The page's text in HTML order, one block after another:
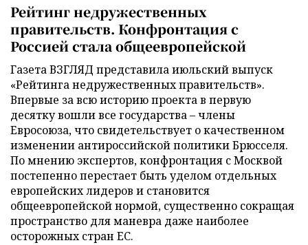
Рейтинг недружественных
правительств. Конфронтация с
Россией стала общеевропейской
Газета ВЗГЛЯД представила июльский выпуск
«Рейтинга недружественных правительств».
Впервые за всю историю проекта в первую
десятку вошли все государства – члены
Евросоюза, что свидетельствует о качественном
изменении антироссийской политики Брюсселя.
По мнению экспертов, конфронтация с Москвой
постепенно перестает быть уделом отдельных
европейских лидеров и становится
общеевропейской нормой, существенно сокращая
пространство для маневра даже наиболее
осторожных стран ЕС.